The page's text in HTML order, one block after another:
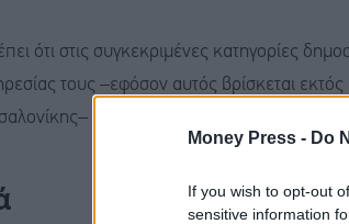
Money Press - Do
If you wish to opt-out
sensitive information
ότι στις συγκεκριμένες κατηγορίες
τους –εφόσον αυτός βρίσκεται εκτός
θα καταβάλλονται πλέον δύο